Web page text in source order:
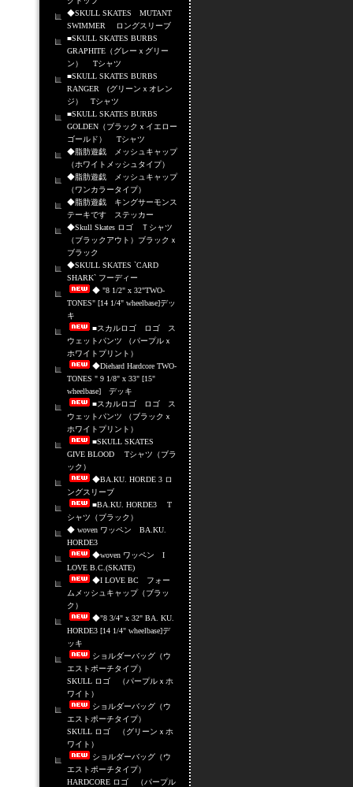
◆SKULL SKATES MUTANT
SWIMMER ロングスリーブ
■SKULL SKATES BURBS
GRAPHITE（グレーｘグリー
ン） Tシャツ
■SKULL SKATES BURBS
RANGER (グリーンｘオレン
ジ） Tシャツ
■SKULL SKATES BURBS
GOLDEN（ブラックｘイエロー
ゴールド） Tシャツ
◆脂肪遊戯 メッシュキャップ
（ホワイトメッシュタイプ）
◆脂肪遊戯 メッシュキャップ
（ワンカラータイプ）
◆脂肪遊戯 キングサーモンス
テーキです ステッカー
◆Skull Skates ロゴ Ｔシャツ
（ブラックアウト）ブラックｘ
ブラック
◆SKULL SKATES `CARD
SHARK` フーディー
◆ "8 1/2" x 32"TWO-
TONES" [14 1/4" wheelbase]デッ
キ
■スカルロゴ ロゴ ス
ウェットパンツ （パープルｘ
ホワイトプリント）
◆Diehard Hardcore TWO-
TONES " 9 1/8" x 33" [15"
wheelbase] デッキ
■スカルロゴ ロゴ ス
ウェットパンツ （ブラックｘ
ホワイトプリント）
■SKULL SKATES
GIVE BLOOD Tシャツ（ブラ
ック）
◆BA.KU. HORDE 3 ロ
ングスリーブ
■BA.KU. HORDE3 T
シャツ（ブラック）
◆ woven ワッペン BA.KU.
HORDE3
◆woven ワッペン I
LOVE B.C.(SKATE)
◆I LOVE BC フォー
ムメッシュキャップ（ブラッ
ク）
◆"8 3/4" x 32" BA. KU.
HORDE3 [14 1/4" wheelbase]デ
ッキ
ショルダーバッグ（ウ
エストポーチタイプ）
SKULL ロゴ （パープルｘホ
ワイト）
ショルダーバッグ（ウ
エストポーチタイプ）
SKULL ロゴ （グリーンｘホ
ワイト）
ショルダーバッグ（ウ
エストポーチタイプ）
HARDCORE ロゴ （パープル